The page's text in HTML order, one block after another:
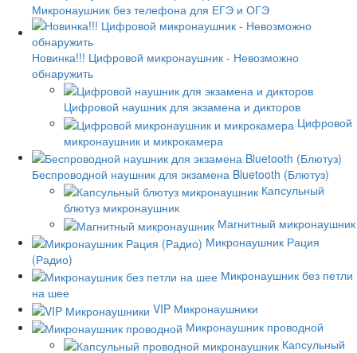
Микронаушник без телефона для ЕГЭ и ОГЭ
Новинка!!! Цифровой микронаушник - Невозможно
обнаружить
Цифровой наушник для экзамена и дикторов
Цифровой
микронаушник и микрокамера
Беспроводной наушник для экзамена Bluetooth (Блютуз)
Капсульный
блютуз микронаушник
Магнитный микронаушник
Микронаушник Рация
(Радио)
Микронаушник без петли
на шее
VIP Микронаушники
Микронаушник проводной
Капсульный